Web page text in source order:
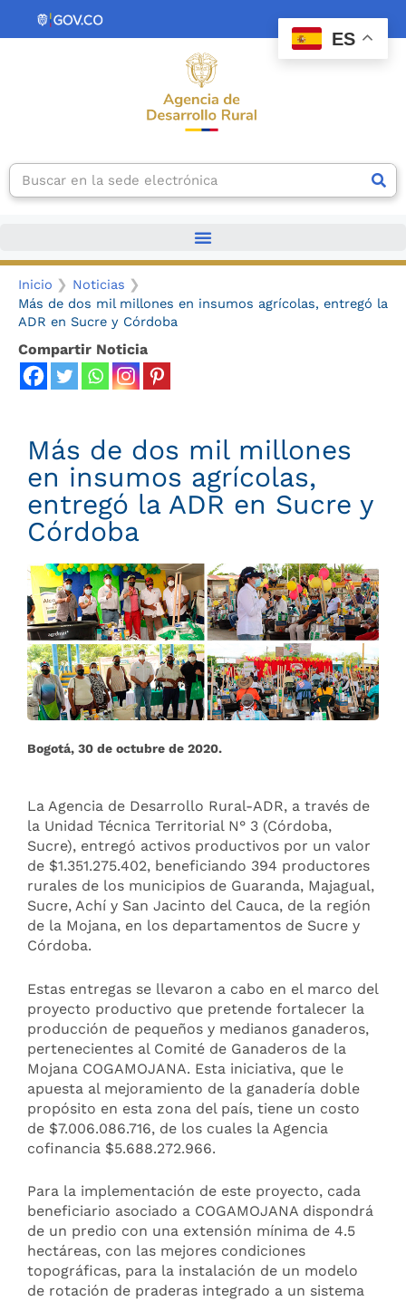
contenido
Search
Inicio
Noticias
Más de dos mil millones en insumos agrícolas, entregó la
ADR en Sucre y Córdoba
Compartir Noticia
Más de dos mil millones
en insumos agrícolas,
entregó la ADR en Sucre y
Córdoba
Bogotá, 30 de octubre de 2020.
La Agencia de Desarrollo Rural-ADR, a través de
la Unidad Técnica Territorial N° 3 (Córdoba,
Sucre), entregó activos productivos por un valor
de $1.351.275.402, beneficiando 394 productores
rurales de los municipios de Guaranda, Majagual,
Sucre, Achí y San Jacinto del Cauca, de la región
de la Mojana, en los departamentos de Sucre y
Córdoba.
Estas entregas se llevaron a cabo en el marco del
proyecto productivo que pretende fortalecer la
producción de pequeños y medianos ganaderos,
pertenecientes al Comité de Ganaderos de la
Mojana COGAMOJANA. Esta iniciativa, que le
apuesta al mejoramiento de la ganadería doble
propósito en esta zona del país, tiene un costo
de $7.006.086.716, de los cuales la Agencia
cofinancia $5.688.272.966.
Para la implementación de este proyecto, cada
beneficiario asociado a COGAMOJANA dispondrá
de un predio con una extensión mínima de 4.5
hectáreas, con las mejores condiciones
topográficas, para la instalación de un modelo
de rotación de praderas integrado a un sistema
ES